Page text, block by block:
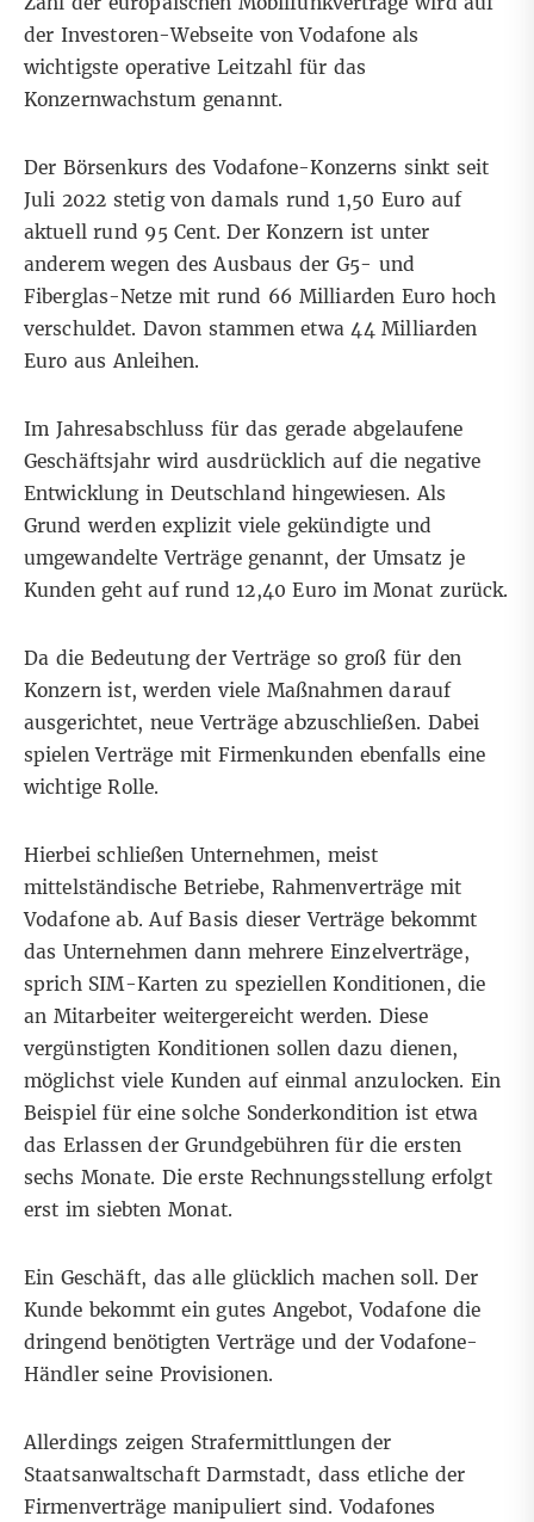
der Investoren-Webseite von Vodafone als
wichtigste operative Leitzahl für das
Konzernwachstum genannt.
Der Börsenkurs des Vodafone-Konzerns sinkt seit
Juli 2022 stetig von damals rund 1,50 Euro auf
aktuell rund 95 Cent. Der Konzern ist unter
anderem wegen des Ausbaus der G5- und
Fiberglas-Netze mit rund 66 Milliarden Euro hoch
verschuldet. Davon stammen etwa 44 Milliarden
Euro aus Anleihen.
Im Jahresabschluss für das gerade abgelaufene
Geschäftsjahr wird ausdrücklich auf die negative
Entwicklung in Deutschland hingewiesen. Als
Grund werden explizit viele gekündigte und
umgewandelte Verträge genannt, der Umsatz je
Kunden geht auf rund 12,40 Euro im Monat zurück.
Da die Bedeutung der Verträge so groß für den
Konzern ist, werden viele Maßnahmen darauf
ausgerichtet, neue Verträge abzuschließen. Dabei
spielen Verträge mit Firmenkunden ebenfalls eine
wichtige Rolle.
Hierbei schließen Unternehmen, meist
mittelständische Betriebe, Rahmenverträge mit
Vodafone ab. Auf Basis dieser Verträge bekommt
das Unternehmen dann mehrere Einzelverträge,
sprich SIM-Karten zu speziellen Konditionen, die
an Mitarbeiter weitergereicht werden. Diese
vergünstigten Konditionen sollen dazu dienen,
möglichst viele Kunden auf einmal anzulocken. Ein
Beispiel für eine solche Sonderkondition ist etwa
das Erlassen der Grundgebühren für die ersten
sechs Monate. Die erste Rechnungsstellung erfolgt
erst im siebten Monat.
Ein Geschäft, das alle glücklich machen soll. Der
Kunde bekommt ein gutes Angebot, Vodafone die
dringend benötigten Verträge und der Vodafone-
Händler seine Provisionen.
Allerdings zeigen Strafermittlungen der
Staatsanwaltschaft Darmstadt, dass etliche der
Firmenverträge manipuliert sind. Vodafones